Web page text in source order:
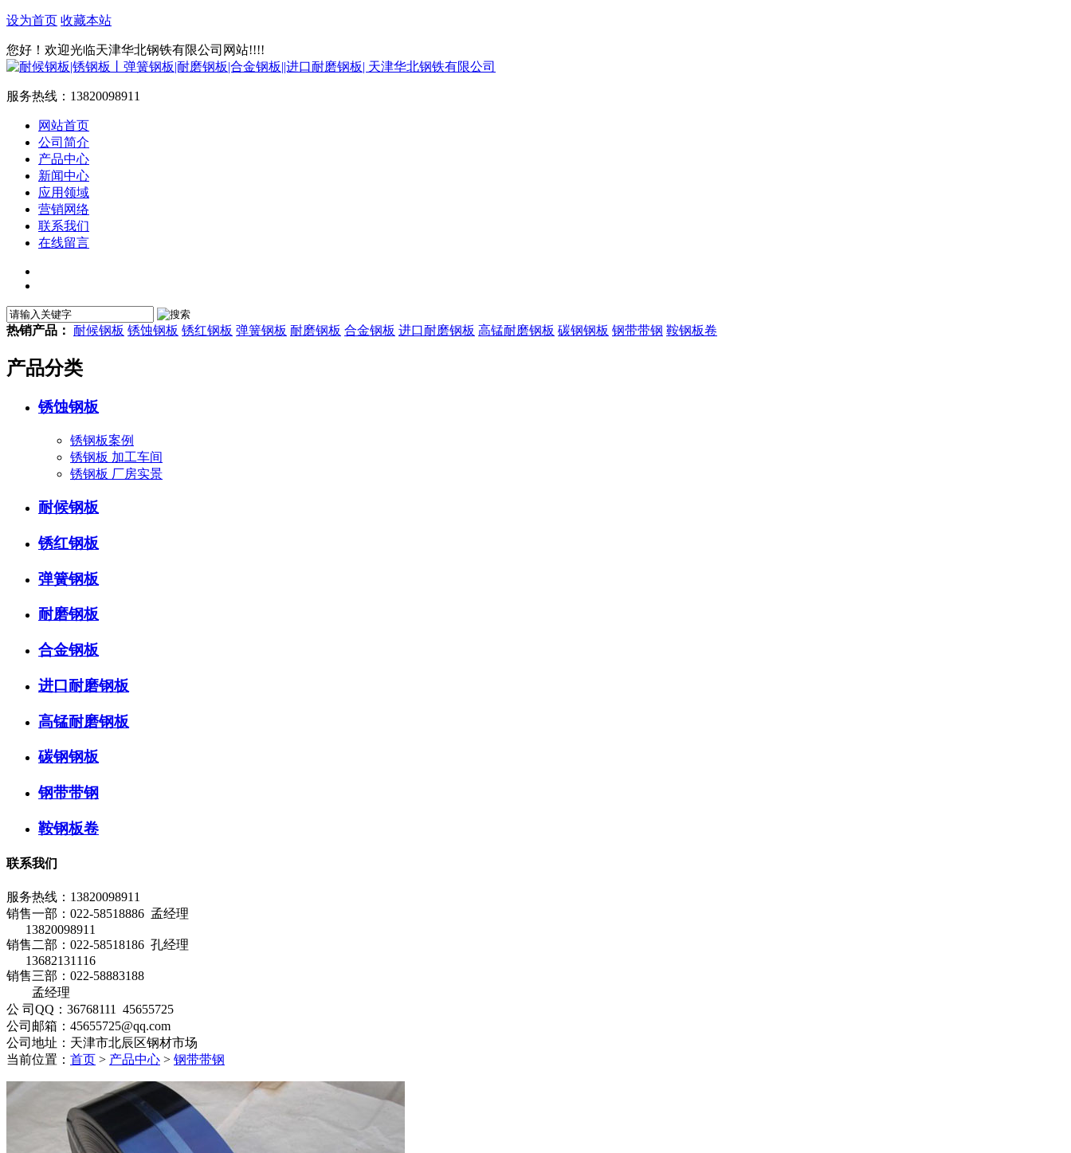
设为首页 收藏本站
您好！欢迎光临天津华北钢铁有限公司网站!!!!
服务热线： 13820098911
网站首页
公司简介
产品中心
新闻中心
应用领域
营销网络
联系我们
在线留言
热销产品： 耐候钢板 锈蚀钢板 锈红钢板 弹簧钢板 耐磨钢板 合金钢板 进口耐磨钢板 高锰耐磨钢板 碳钢钢板 钢带带钢 鞍钢板卷
产品分类
锈蚀钢板
锈钢板案例
锈钢板 加工车间
锈钢板 厂房实景
耐候钢板
锈红钢板
弹簧钢板
耐磨钢板
合金钢板
进口耐磨钢板
高锰耐磨钢板
碳钢钢板
钢带带钢
鞍钢板卷
联系我们
服务热线： 13820098911
销售一部：022-58518886 孟经理
13820098911
销售二部：022-58518186 孔经理
13682131116
销售三部：022-58883188
孟经理
公 司QQ：36768111 45655725
公司邮箱：45655725@qq.com
公司地址：天津市北辰区钢材市场
当前位置： 首页 > 产品中心 > 钢带带钢